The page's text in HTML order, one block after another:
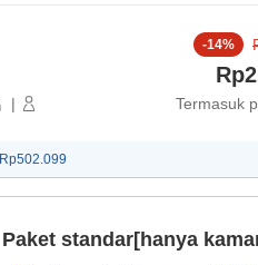
|
-14%
Termasuk
Rp502.099
Paket standar[hanya